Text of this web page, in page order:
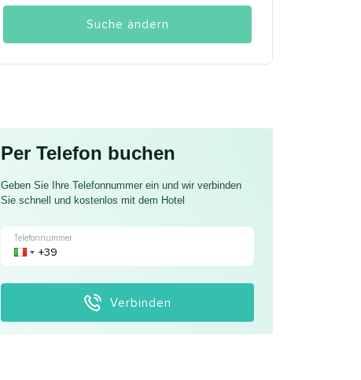
Suche ändern
Per Telefon buchen
Geben Sie Ihre Telefonnummer ein und wir verbinden
Sie schnell und kostenlos mit dem Hotel
Telefonnummer
Verbinden